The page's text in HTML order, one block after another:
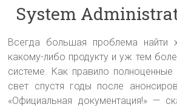
System
Всегда большая проблема найти
какому-либо продукту и уж тем
системе. Как правило полноценные
свет спустя годы после
«Официальная документация!» —